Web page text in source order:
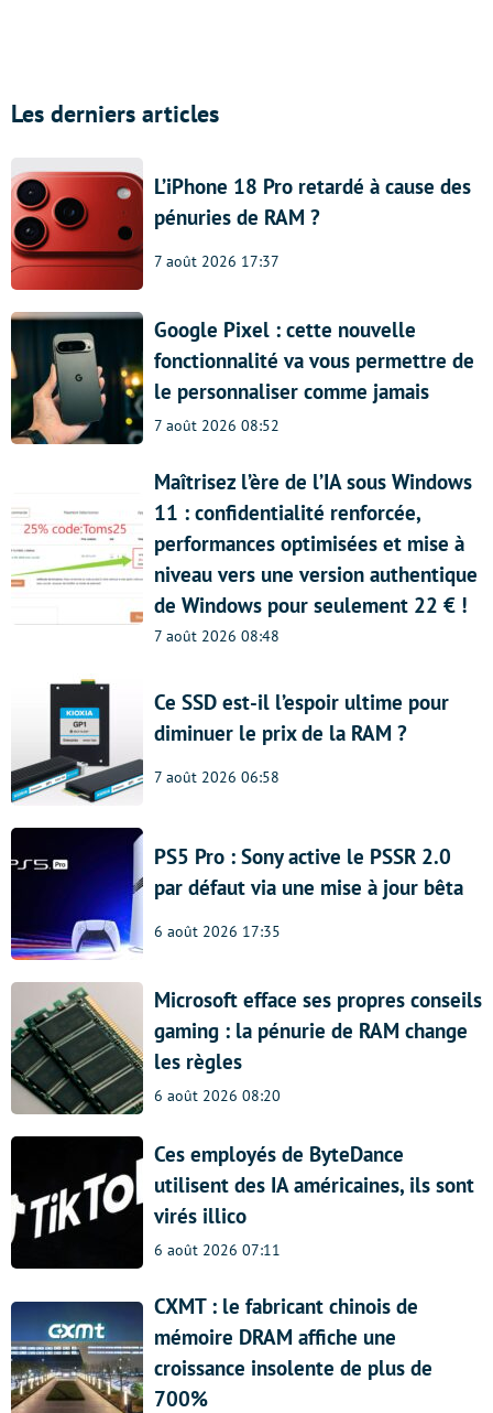
Les derniers articles
L’iPhone 18 Pro retardé à cause des
pénuries de RAM ?
7 août 2026 17:37
Google Pixel : cette nouvelle
fonctionnalité va vous permettre de
le personnaliser comme jamais
7 août 2026 08:52
Maîtrisez l’ère de l’IA sous Windows
11 : confidentialité renforcée,
performances optimisées et mise à
niveau vers une version authentique
de Windows pour seulement 22 € !
7 août 2026 08:48
Ce SSD est-il l’espoir ultime pour
diminuer le prix de la RAM ?
7 août 2026 06:58
PS5 Pro : Sony active le PSSR 2.0
par défaut via une mise à jour bêta
6 août 2026 17:35
Microsoft efface ses propres conseils
gaming : la pénurie de RAM change
les règles
6 août 2026 08:20
Ces employés de ByteDance
utilisent des IA américaines, ils sont
virés illico
6 août 2026 07:11
CXMT : le fabricant chinois de
mémoire DRAM affiche une
croissance insolente de plus de
700%